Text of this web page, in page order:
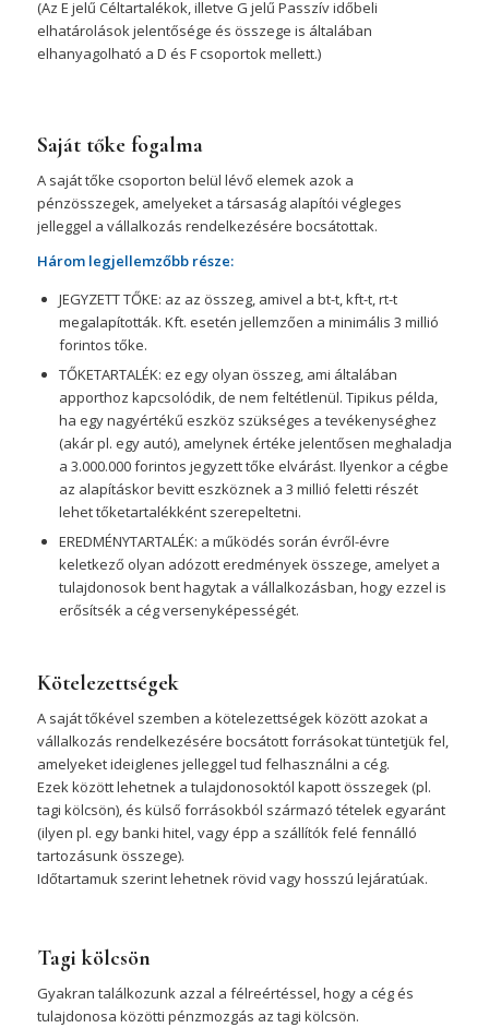
(Az E jelű Céltartalékok, illetve G jelű Passzív időbeli
elhatárolások jelentősége és összege is általában
elhanyagolható a D és F csoportok mellett.)
Saját tőke fogalma
A saját tőke csoporton belül lévő elemek azok a
pénzösszegek, amelyeket a társaság alapítói végleges
jelleggel a vállalkozás rendelkezésére bocsátottak.
Három legjellemzőbb része:
JEGYZETT TŐKE: az az összeg, amivel a bt-t, kft-t, rt-t
megalapították. Kft. esetén jellemzően a minimális 3 millió
forintos tőke.
TŐKETARTALÉK: ez egy olyan összeg, ami általában
apporthoz kapcsolódik, de nem feltétlenül. Tipikus példa,
ha egy nagyértékű eszköz szükséges a tevékenységhez
(akár pl. egy autó), amelynek értéke jelentősen meghaladja
a 3.000.000 forintos jegyzett tőke elvárást. Ilyenkor a cégbe
az alapításkor bevitt eszköznek a 3 millió feletti részét
lehet tőketartalékként szerepeltetni.
EREDMÉNYTARTALÉK: a működés során évről-évre
keletkező olyan adózott eredmények összege, amelyet a
tulajdonosok bent hagytak a vállalkozásban, hogy ezzel is
erősítsék a cég versenyképességét.
Kötelezettségek
A saját tőkével szemben a kötelezettségek között azokat a
vállalkozás rendelkezésére bocsátott forrásokat tüntetjük fel,
amelyeket ideiglenes jelleggel tud felhasználni a cég.
Ezek között lehetnek a tulajdonosoktól kapott összegek (pl.
tagi kölcsön), és külső forrásokból származó tételek egyaránt
(ilyen pl. egy banki hitel, vagy épp a szállítók felé fennálló
tartozásunk összege).
Időtartamuk szerint lehetnek rövid vagy hosszú lejáratúak.
Tagi kölcsön
Gyakran találkozunk azzal a félreértéssel, hogy a cég és
tulajdonosa közötti pénzmozgás az tagi kölcsön.